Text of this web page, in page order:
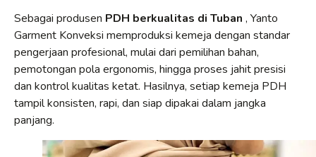
Sebagai produsen PDH berkualitas di Tuban , Yanto
Garment Konveksi memproduksi kemeja dengan standar
pengerjaan profesional, mulai dari pemilihan bahan,
pemotongan pola ergonomis, hingga proses jahit presisi
dan kontrol kualitas ketat. Hasilnya, setiap kemeja PDH
tampil konsisten, rapi, dan siap dipakai dalam jangka
panjang.